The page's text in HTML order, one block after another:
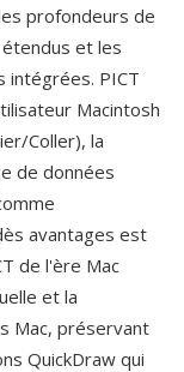
profondeurs de
et les
intégrées. PICT
Macintosh
Coller), la
de données
avantages est
de l'ère Mac
et la
Mac, préservant
QuickDraw qui